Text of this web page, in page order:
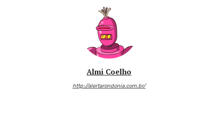
Almi Coelho
http://alertarondonia.com.br/